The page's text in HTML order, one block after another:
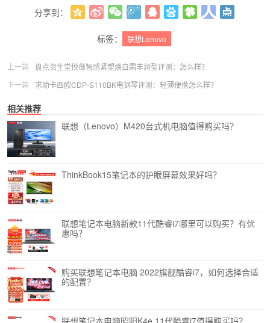
分享到：
标签：
联想Lenovo
上一篇
盘点资生堂悦薇智感紧塑焕白霜丰润型评测：怎么样？
下一篇
求助卡西欧CDP-S110BK电钢琴评测：轻薄便携怎么样？
相关推荐
联想（Lenovo）M420台式机电脑值得购买吗？
ThinkBook15笔记本的护眼屏幕效果好吗？
联想笔记本电脑新款11代酷睿i7哪里可以购买？有优
惠吗？
购买联想笔记本电脑 2022旗舰酷睿i7，如何选择合适
的配置？
联想笔记本电脑昭阳K4e 11代酷睿i7值得购买吗？